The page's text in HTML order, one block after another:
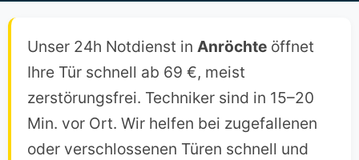
Unser 24h Notdienst in Anröchte öffnet
Ihre Tür schnell ab 69 €, meist
zerstörungsfrei. Techniker sind in 15–20
Min. vor Ort. Wir helfen bei zugefallenen
oder verschlossenen Türen schnell und